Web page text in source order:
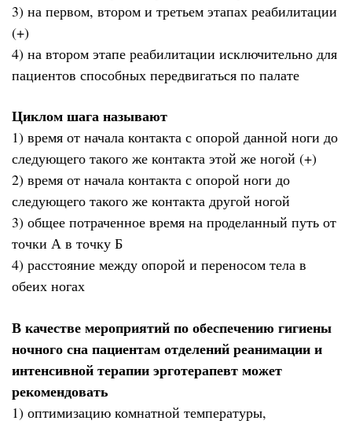
3) на первом, втором и третьем этапах реабилитации
(+)
4) на втором этапе реабилитации исключительно для
пациентов способных передвигаться по палате
Циклом шага называют
1) время от начала контакта с опорой данной ноги до
следующего такого же контакта этой же ногой (+)
2) время от начала контакта с опорой ноги до
следующего такого же контакта другой ногой
3) общее потраченное время на проделанный путь от
точки А в точку Б
4) расстояние между опорой и переносом тела в
обеих ногах
В качестве мероприятий по обеспечению гигиены
ночного сна пациентам отделений реанимации и
интенсивной терапии эрготерапевт может
рекомендовать
1) оптимизацию комнатной температуры,